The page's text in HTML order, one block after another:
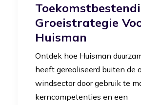
Groeistrategie
Huisman
Ontdek hoe Huisman
heeft gerealiseerd buiten de
windsector door gebruik te
kerncompetenties en een